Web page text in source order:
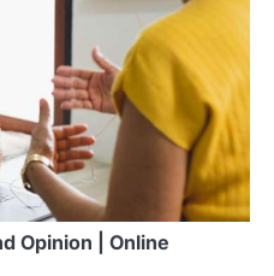
Opinion | Online